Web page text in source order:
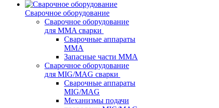
Сварочное оборудование
Сварочное оборудование
для MMA сварки
Сварочные аппараты
MMA
Запасные части MMA
Сварочное оборудование
для MIG/MAG сварки
Сварочные аппараты
MIG/MAG
Механизмы подачи